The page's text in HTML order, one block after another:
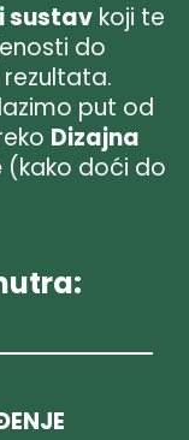
sustav koji te
do
rezultata.
put od
Dizajna
(kako doći do